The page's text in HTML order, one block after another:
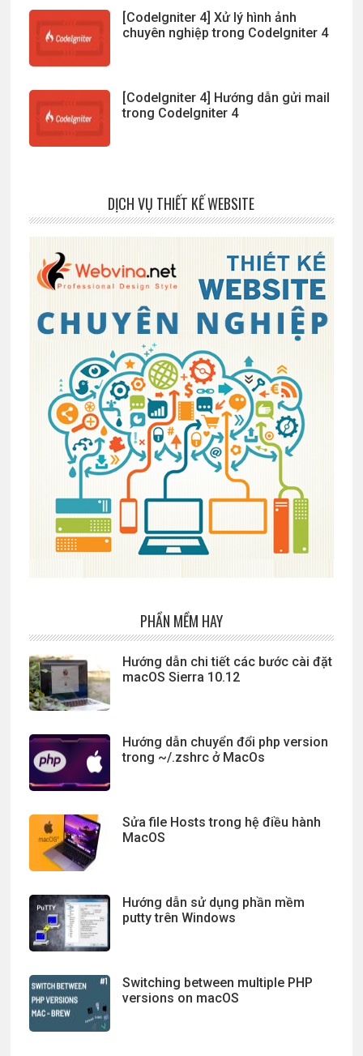
[CodeIgniter 4] Xử lý hình ảnh
chuyên nghiệp trong CodeIgniter 4
[CodeIgniter 4] Hướng dẫn gửi mail
trong CodeIgniter 4
DỊCH VỤ THIẾT KẾ WEBSITE
PHẦN MỀM HAY
Hướng dẫn chi tiết các bước cài đặt
macOS Sierra 10.12
Hướng dẫn chuyển đổi php version
trong ~/.zshrc ở MacOs
Sửa file Hosts trong hệ điều hành
MacOS
Hướng dẫn sử dụng phần mềm
putty trên Windows
Switching between multiple PHP
versions on macOS